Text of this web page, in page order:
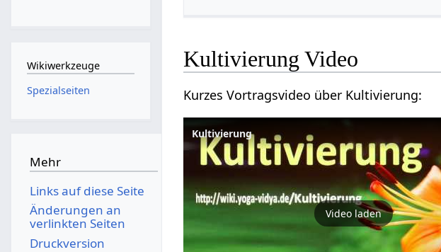
Kultivierung‏‎ Video
Kurzes Vortragsvideo über Kultivierung‏‎:
Kultivierung
Video laden
Wikiwerkzeuge
Spezialseiten
Mehr
Links auf diese Seite
Änderungen an
verlinkten Seiten
Druckversion